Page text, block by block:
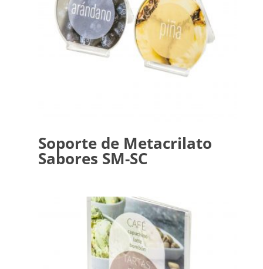
Soporte de Metacrilato
Sabores SM-SC